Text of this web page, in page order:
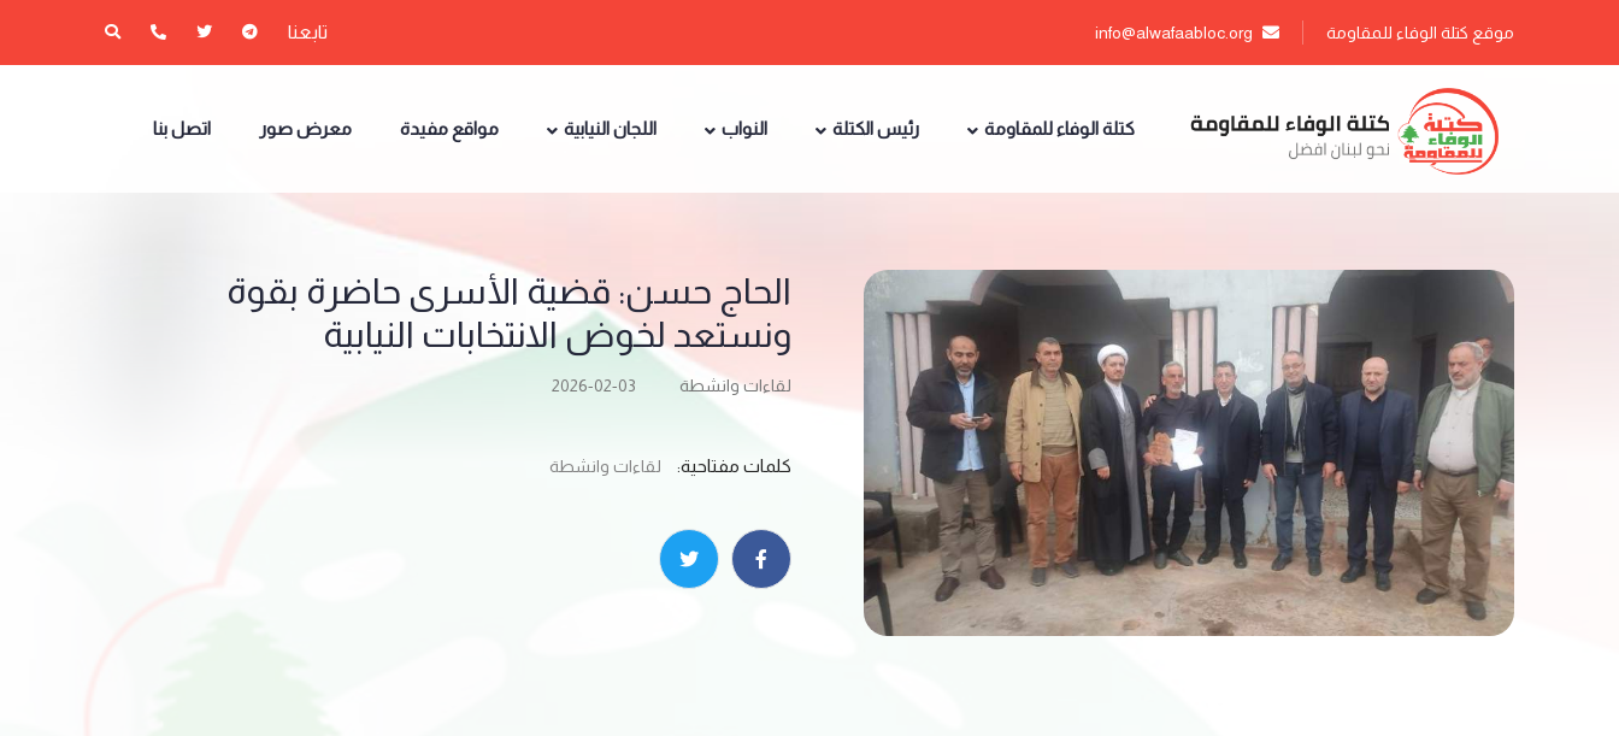
تابعنا موقع كتلة الوفاء للمقاومة
كتلة الوفاء للمقاومة رئيس الكتلة النواب اللجان النيابية مواقع مفيدة معرض صور اتصل بنا
الحاج حسن: قضية الأسرى حاضرة بقوة
ونستعد لخوض الانتخابات النيابية
لقاءات وانشطة 2026-02-03
كلمات مفتاحية: لقاءات وانشطة